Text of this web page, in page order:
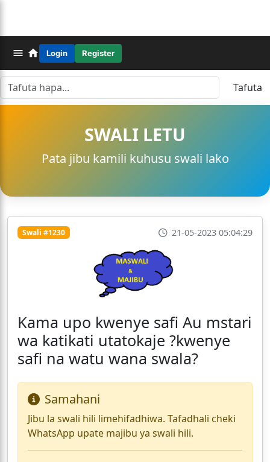
Login Register
Tafuta
SWALI LETU
Pata jibu kamili kuhusu swali lako
Swali #1230 21-05-2023 05:04:29
Kama upo kwenye safi Au mstari
wa katikati utatokaje ?kwenye
safi na watu wana swala?
Samahani
Jibu la swali hili limehifadhiwa. Tafadhali cheki
WhatsApp upate majibu ya swali hili.